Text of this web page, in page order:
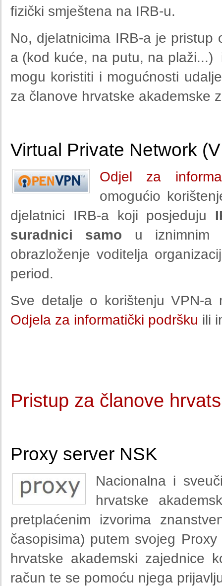
fizički smještena na IRB-u.
No, djelatnicima IRB-a je
a (kod kuće, na putu, na plaži...)
mogu koristiti i mogućnosti
za članove hrvatske akademske
Virtual Private Network
Odjel za
omogućio
djelatnici IRB-a koji posjeduju
suradnici samo u iznimnim
obrazloženje voditelja
period.
Sve detalje o korištenju VPN-
Odjela za informatički podršku ili
Pristup za članove
Proxy server NSK
Nacionalna i
hrvatske
pretplaćenim izvorima
časopisima) putem svojeg
hrvatske akademski zajednice
račun te se pomoću njega